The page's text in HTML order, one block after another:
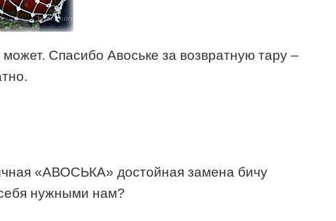
Спасибо Авоське за возвратную тару –
«АВОСЬКА» достойная замена бичу
нужными нам?